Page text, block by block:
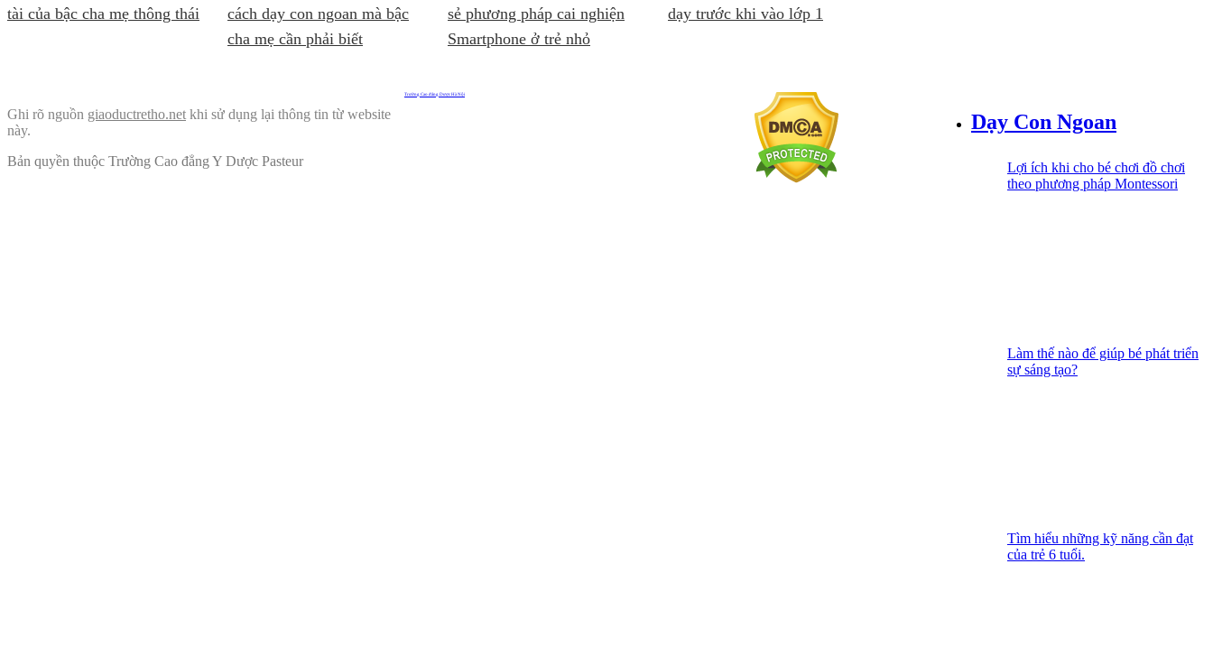
tài của bậc cha mẹ thông thái
cách dạy con ngoan mà bậc
cha mẹ cần phải biết
sẻ phương pháp cai nghiện
Smartphone ở trẻ nhỏ
dạy trước khi vào lớp 1
Dạy Con Ngoan
Lợi ích khi cho bé chơi đồ chơi
theo phương pháp Montessori
Làm thế nào để giúp bé phát triển
sự sáng tạo?
Tìm hiểu những kỹ năng cần đạt
của trẻ 6 tuổi.
Ghi rõ nguồn giaoductretho.net khi sử dụng lại thông tin từ website
này.
Bản quyền thuộc Trường Cao đẳng Y Dược Pasteur
Trường Cao đẳng Dược Hà Nội